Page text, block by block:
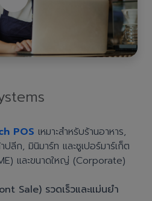
POS เหมาะสำหรับร้านอาหาร,
ปลีก, มินิมาร์ท และซูเปอร์มาร์เก็ต
และขนาดใหญ่ (Corporate)
Sale) รวดเร็วและแม่นยำ